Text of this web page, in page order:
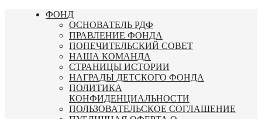
Перейти
ФОНД
ОСНОВАТЕЛЬ РДФ
ПРАВЛЕНИЕ ФОНДА
ПОПЕЧИТЕЛЬСКИЙ СОВЕТ
НАША КОМАНДА
СТРАНИЦЫ ИСТОРИИ
НАГРАДЫ ДЕТСКОГО ФОНДА
ПОЛИТИКА
КОНФИДЕНЦИАЛЬНОСТИ
ПОЛЬЗОВАТЕЛЬСКОЕ СОГЛАШЕНИЕ